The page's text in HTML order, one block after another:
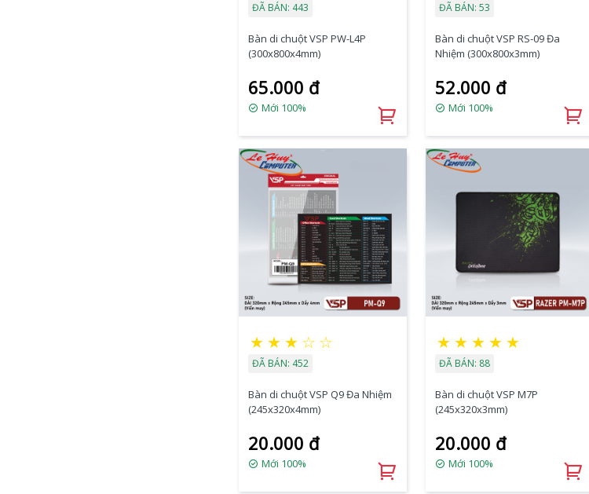
ĐÃ BÁN: 443
Bàn di chuột VSP PW-L4P
(300x800x4mm)
65.000 đ
Mới 100%
ĐÃ BÁN: 53
Bàn di chuột VSP RS-09 Đa
Nhiệm (300x800x3mm)
52.000 đ
Mới 100%
★ ★ ★ ☆ ☆
ĐÃ BÁN: 452
Bàn di chuột VSP Q9 Đa Nhiệm
(245x320x4mm)
20.000 đ
Mới 100%
★ ★ ★ ★ ★
ĐÃ BÁN: 88
Bàn di chuột VSP M7P
(245x320x3mm)
20.000 đ
Mới 100%